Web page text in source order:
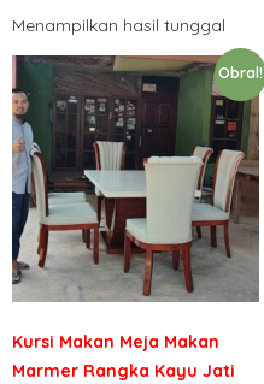
Menampilkan hasil tunggal
Obral!
Kursi Makan Meja Makan
Marmer Rangka Kayu Jati